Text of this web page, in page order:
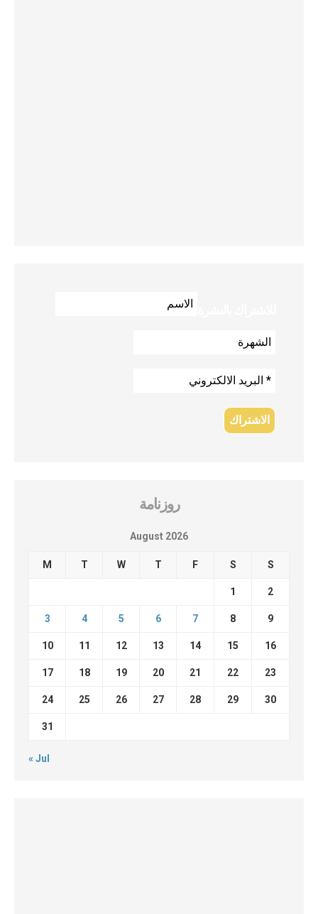
روزنامة
August 2026
M T W T F S S
1 2
3 4 5 6 7 8 9
10 11 12 13 14 15 16
17 18 19 20 21 22 23
24 25 26 27 28 29 30
31
« Jul